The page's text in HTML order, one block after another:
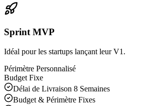
Sprint MVP
Idéal pour les startups lançant leur V1.
Périmètre Personnalisé
Budget Fixe
Délai de Livraison 8 Semaines
Budget & Périmètre Fixes